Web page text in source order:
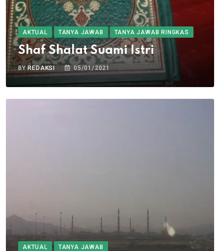
AKTUAL TANYA JAWAB TANYA JAWAB RINGKAS
Shaf Shalat Suami Istri
BYREDAKSI 05/01/2021
AKTUAL TANYA JAWAB